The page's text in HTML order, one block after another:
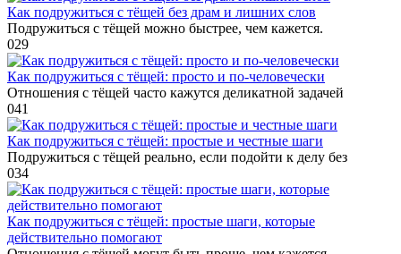
Как подружиться с тёщей без драм и лишних слов
Подружиться с тёщей можно быстрее, чем кажется.
029
Как подружиться с тёщей: просто и по-человечески
Отношения с тёщей часто кажутся деликатной задачей
041
Как подружиться с тёщей: простые и честные шаги
Подружиться с тёщей реально, если подойти к делу без
034
Как подружиться с тёщей: простые шаги, которые
действительно помогают